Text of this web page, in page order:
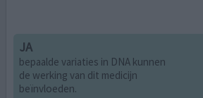
JA
bepaalde variaties in DNA kunnen
de werking van dit medicijn
beïnvloeden.